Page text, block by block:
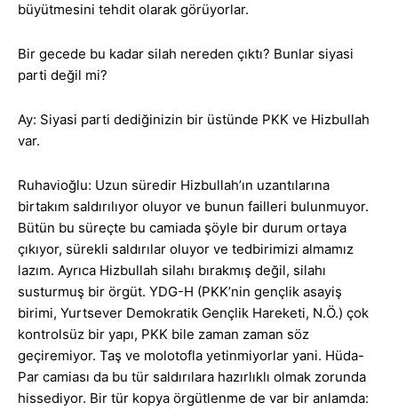
büyütmesini tehdit olarak görüyorlar.
Bir gecede bu kadar silah nereden çıktı? Bunlar siyasi
parti değil mi?
Ay: Siyasi parti dediğinizin bir üstünde PKK ve Hizbullah
var.
Ruhavioğlu: Uzun süredir Hizbullah’ın uzantılarına
birtakım saldırılıyor oluyor ve bunun failleri bulunmuyor.
Bütün bu süreçte bu camiada şöyle bir durum ortaya
çıkıyor, sürekli saldırılar oluyor ve tedbirimizi almamız
lazım. Ayrıca Hizbullah silahı bırakmış değil, silahı
susturmuş bir örgüt. YDG-H (PKK’nin gençlik asayiş
birimi, Yurtsever Demokratik Gençlik Hareketi, N.Ö.) çok
kontrolsüz bir yapı, PKK bile zaman zaman söz
geçiremiyor. Taş ve molotofla yetinmiyorlar yani. Hüda-
Par camiası da bu tür saldırılara hazırlıklı olmak zorunda
hissediyor. Bir tür kopya örgütlenme de var bir anlamda: